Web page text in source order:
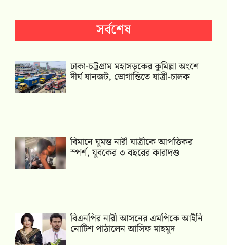
সর্বশেষ
ঢাকা-চট্টগ্রাম মহাসড়কের কুমিল্লা অংশে
দীর্ঘ যানজট, ভোগান্তিতে যাত্রী-চালক
বিমানে ঘুমন্ত নারী যাত্রীকে আপত্তিকর
স্পর্শ, যুবকের ৩ বছরের কারাদণ্ড
বিএনপির নারী আসনের এমপিকে আইনি
নোটিশ পাঠালেন আসিফ মাহমুদ